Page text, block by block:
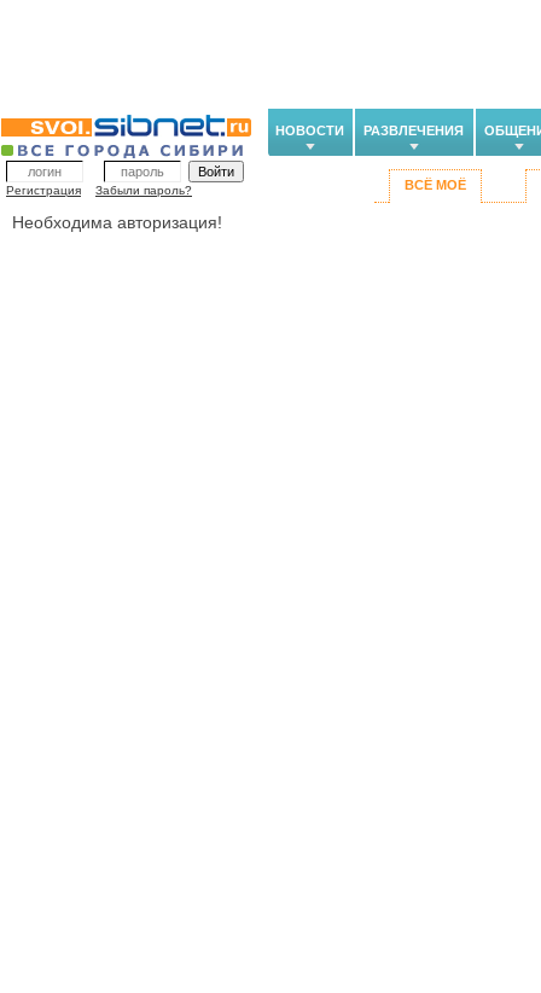
НОВОСТИ РАЗВЛЕЧЕНИЯ
Регистрация Забыли пароль? ВСЁ МОЁ
Необходима авторизация!